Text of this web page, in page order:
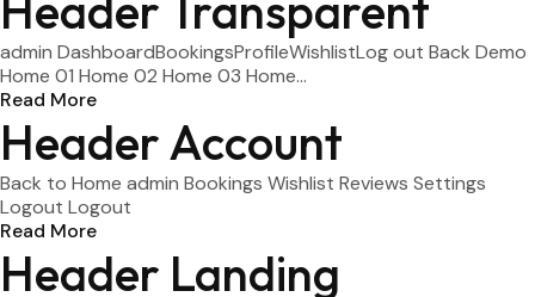
admin DashboardBookingsProfileWishlistLog out Back Demo
Home 01 Home 02 Home 03 Home...
Read More
Header Account
Back to Home admin Bookings Wishlist Reviews Settings
Logout Logout
Read More
Header Landing